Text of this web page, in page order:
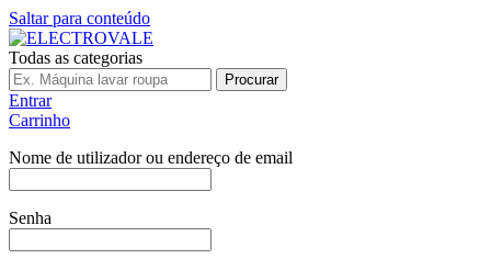
Saltar para conteúdo
Todas as categorias
Procurar
Entrar
Carrinho
Nome de utilizador ou endereço de email
Senha